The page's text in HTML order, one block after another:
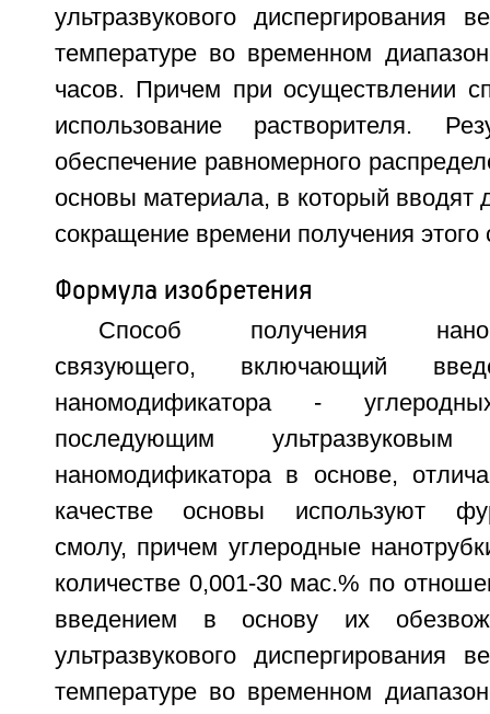
ультразвукового диспергирования
температуре во временном
часов. Причем при осуществлении
использование растворителя.
обеспечение равномерного
основы материала, в который вводят
сокращение времени получения
Формула изобретения
Способ получения
связующего, включающий
наномодификатора -
последующим ультразвуковым
наномодификатора в основе,
качестве основы используют
смолу, причем углеродные
количестве 0,001-30 мас.% по
введением в основу их
ультразвукового диспергирования
температуре во временном